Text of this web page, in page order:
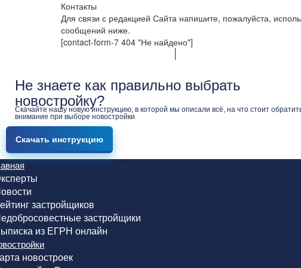
Контакты
Для связи с редакцией Сайта напишите, пожалуйста,
сообщений ниже.
[contact-form-7 404 "Не найдено"]
Не знаете как правильно выбрать
новостройку?
Скачайте нашу новую инструкцию, в которой мы описали всё, на что стоит
внимание при выборе новостройки
Скачать инструкцию
застройщиков
застройщики
из ЕГРН онлайн
новостроек